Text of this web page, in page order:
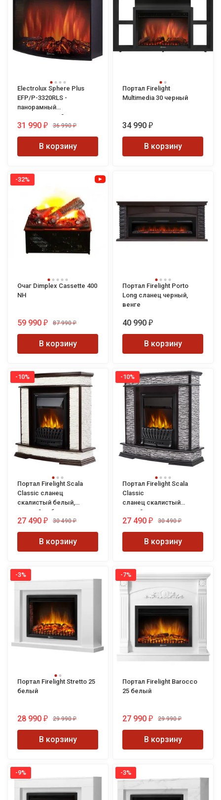
Electrolux Sphere Plus
EFP/P-3320RLS -
панорамный
электрический очаг
31 990 ₽ 36 990 ₽
В корзину
Портал Firelight
Multimedia 30 черный
34 990 ₽
В корзину
-32%
Очаг Dimplex Cassette 400
NH
59 990 ₽ 87 990 ₽
В корзину
Портал Firelight Porto
Long сланец черный,
венге
40 990 ₽
В корзину
-10%
Портал Firelight Scala
Classic сланец
скалистый белый,
темный дуб
27 490 ₽ 30 490 ₽
В корзину
-10%
Портал Firelight Scala
Classic
сланец скалистый
серый, шпон венге
27 490 ₽ 30 490 ₽
В корзину
-3%
Портал Firelight Stretto 25
белый
28 990 ₽ 29 990 ₽
В корзину
-7%
Портал Firelight Barocco
25 белый
27 990 ₽ 29 990 ₽
В корзину
-9% -3%